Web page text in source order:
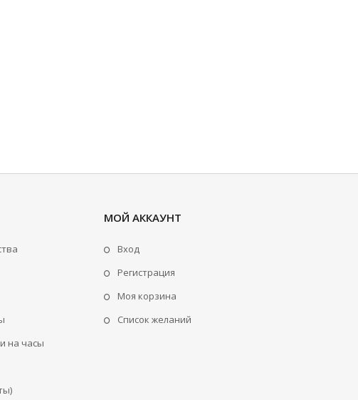
на часы
МОЙ АККАУНТ
Вход
Регистрация
Моя корзина
Cписок желаний